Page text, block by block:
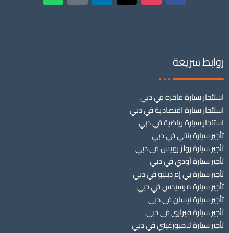
روابط سريعة
استئجار سيارة فاخرة في دبي
استئجار سيارة اقتصادية في دبي
استئجار سيارة رياضية في دبي
تأجير سيارة بنتلي في دبي
تأجير سيارة رولز رويس في دبي
تأجير سيارة أودي في دبي
تأجير سيارة بي إم دبليو في دبي
تأجير سيارة مرسيدس في دبي
تأجير سيارة نيسان في دبي
تأجير سيارة فيراري في دبي
تأجير سيارة لامبورغيني في دبي